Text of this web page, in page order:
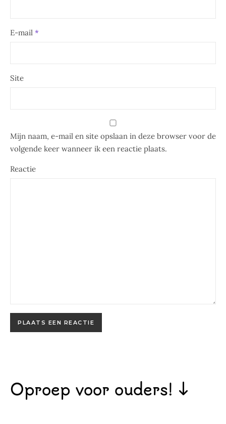
E-mail *
Site
Mijn naam, e-mail en site opslaan in deze browser voor de
volgende keer wanneer ik een reactie plaats.
Reactie
Oproep voor ouders! ↓